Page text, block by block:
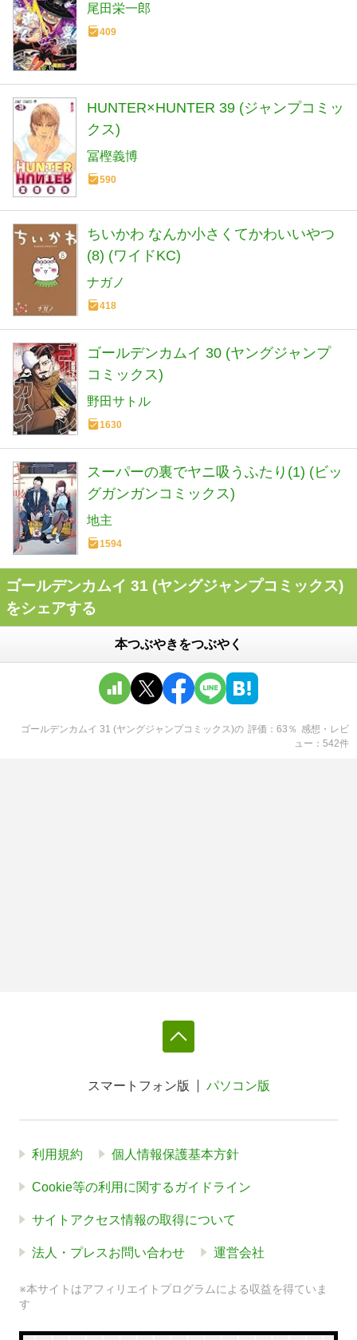
尾田栄一郎
409
HUNTER×HUNTER 39 (ジャンプコミッ
クス)
冨樫義博
590
ちいかわ なんか小さくてかわいいやつ
(8) (ワイドKC)
ナガノ
418
ゴールデンカムイ 30 (ヤングジャンプ
コミックス)
野田サトル
1630
スーパーの裏でヤニ吸うふたり(1) (ビッ
グガンガンコミックス)
地主
1594
ゴールデンカムイ 31 (ヤングジャンプコミックス)
をシェアする
本つぶやきをつぶやく
ゴールデンカムイ 31 (ヤングジャンプコミックス)の 評価 63 ％ 感想・レビ
ュー
542件
スマートフォン版 パソコン版
利用規約 個人情報保護基本方針
Cookie等の利用に関するガイドライン
サイトアクセス情報の取得について
法人・プレスお問い合わせ 運営会社
※本サイトはアフィリエイトプログラムによる収益を得ていま
す